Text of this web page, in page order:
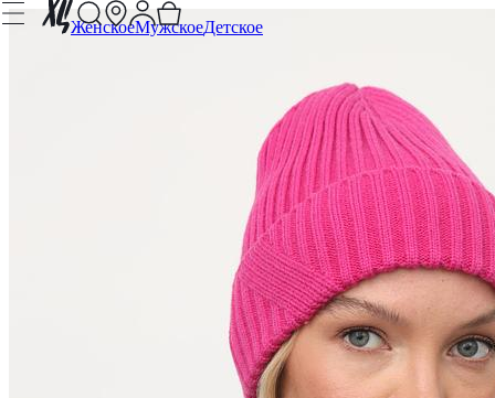
ЖенскоеМужскоеДетское